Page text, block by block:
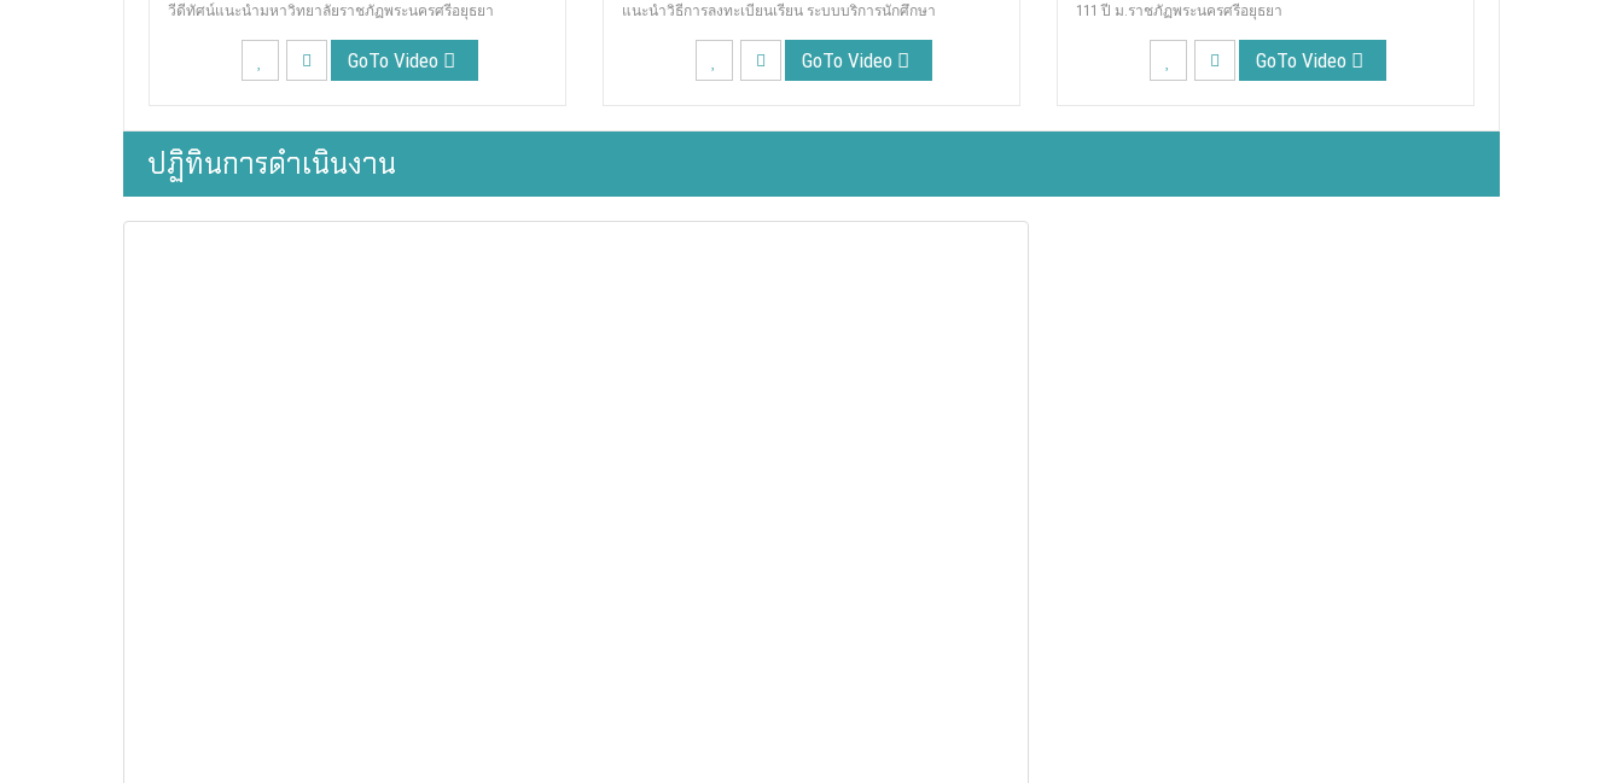
วีดีทัศน์แนะนำมหาวิทยาลัยราชภัฏพระนครศรีอยุธยา
GoTo Video
แนะนำวิธีการลงทะเบียนเรียน ระบบบริการนักศึกษา
GoTo Video
111 ปี ม.ราชภัฏพระนครศรีอยุธยา
GoTo Video
ปฏิทินการดำเนินงาน